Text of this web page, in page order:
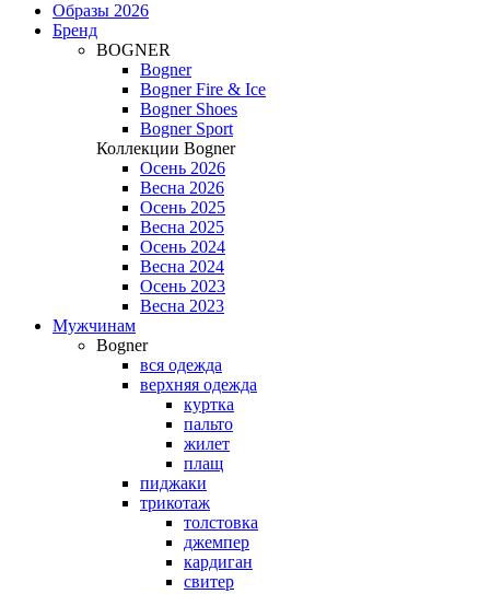
Образы 2026
Бренд
BOGNER
Bogner
Bogner Fire & Ice
Bogner Shoes
Bogner Sport
Коллекции Bogner
Осень 2026
Весна 2026
Осень 2025
Весна 2025
Осень 2024
Весна 2024
Осень 2023
Весна 2023
Мужчинам
Bogner
вся одежда
верхняя одежда
куртка
пальто
жилет
плащ
пиджаки
трикотаж
толстовка
джемпер
кардиган
свитер